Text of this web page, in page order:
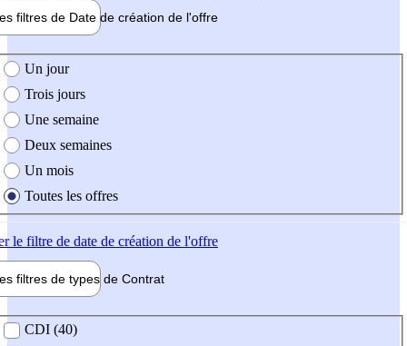
filtres de Date de création de l'offre
création de l'offre
Un jour
Trois jours
Une semaine
Deux semaines
Un mois
Toutes les offres
le filtre de date de création de l'offre
filtres de types de Contrat
contrat
CDI (40)